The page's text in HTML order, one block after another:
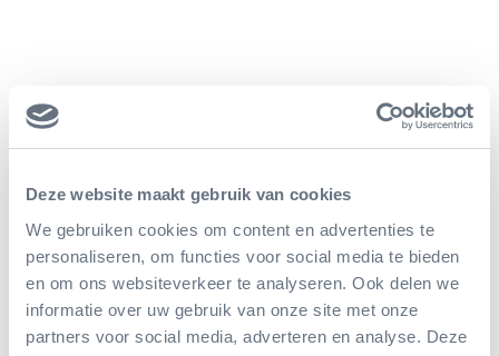
Deze website maakt gebruik van cookies
We gebruiken cookies om content en advertenties te
personaliseren, om functies voor social media te bieden
en om ons websiteverkeer te analyseren. Ook delen we
informatie over uw gebruik van onze site met onze
partners voor social media, adverteren en analyse. Deze